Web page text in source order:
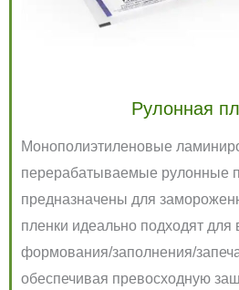
Рулонная
Монополиэтиленовые
перерабатываемые рулонные
предназначены для
пленки идеально подходят для
формования/заполнения/
обеспечивая превосходную